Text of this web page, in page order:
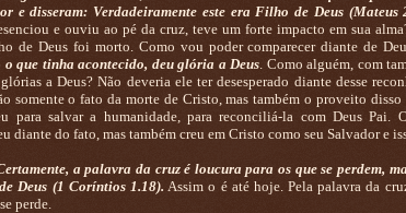
e disseram: Verdadeiramente este era Filho de Deus (Mateus
e ouviu ao pé da cruz, teve um forte impacto em sua
de Deus foi morto. Como vou poder comparecer diante de
o que tinha acontecido, deu glória a Deus . Como alguém, com
a Deus? Não deveria ele ter desesperado diante desse
somente o fato da morte de Cristo, mas também o proveito disso
para salvar a humanidade, para reconciliá-la com Deus Pai.
diante do fato, mas também creu em Cristo como seu Salvador e
a palavra da cruz é loucura para os que se perdem,
Deus (1 Coríntios 1.18). Assim o é até hoje. Pela palavra da
perde.